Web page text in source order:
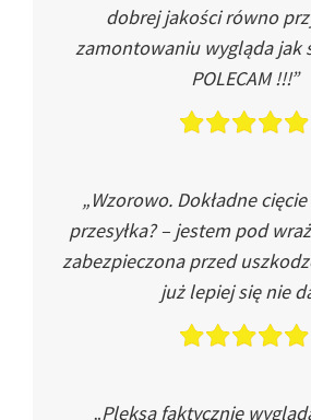
dobrej jakości równo
zamontowaniu wygląda jak
POLECAM !!!”
„Wzorowo. Dokładne
przesyłka? – jestem pod
zabezpieczona przed
już lepiej się nie
„Pleksa faktycznie